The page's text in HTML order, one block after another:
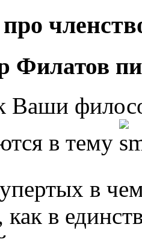
Филатов
Ваши
в тему
в
как в